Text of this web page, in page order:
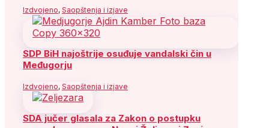
Izdvojeno, Saopštenja i izjave
SDP BiH najoštrije osuđuje vandalski čin u
Međugorju
Izdvojeno, Saopštenja i izjave
SDA jučer glasala za Zakon o postupku